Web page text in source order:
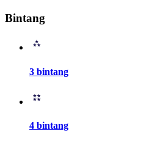
Bintang
3 bintang
4 bintang